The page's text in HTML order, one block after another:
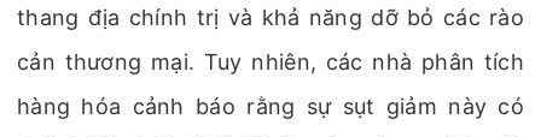
thang địa chính trị và khả năng dỡ bỏ các rào
cản thương mại. Tuy nhiên, các nhà phân tích
hàng hóa cảnh báo rằng sự sụt giảm này có